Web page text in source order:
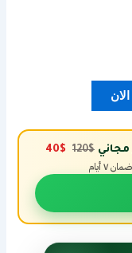
$120
$40